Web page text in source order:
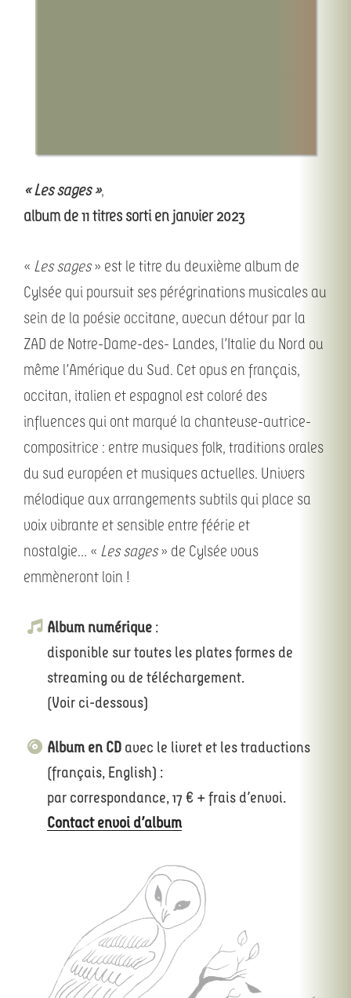
« Les sages »,
album de 11 titres sorti en janvier 2023
« Les sages » est le titre du deuxième album de
Cylsée qui poursuit ses pérégrinations musicales au
sein de la poésie occitane, avecun détour par la
ZAD de Notre-Dame-des- Landes, l’Italie du Nord ou
même l’Amérique du Sud. Cet opus en français,
occitan, italien et espagnol est coloré des
influences qui ont marqué la chanteuse-autrice-
compositrice : entre musiques folk, traditions orales
du sud européen et musiques actuelles. Univers
mélodique aux arrangements subtils qui place sa
voix vibrante et sensible entre féérie et
nostalgie… « Les sages » de Cylsée vous
emmèneront loin !
Album numérique :
disponible sur toutes les plates formes de
streaming ou de téléchargement.
(Voir ci-dessous)
Album en CD avec le livret et les traductions
(français, English) :
par correspondance, 17 € + frais d’envoi.
Contact envoi d’album